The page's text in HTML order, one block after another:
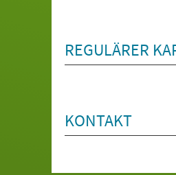
REGULÄRER
KONTAKT